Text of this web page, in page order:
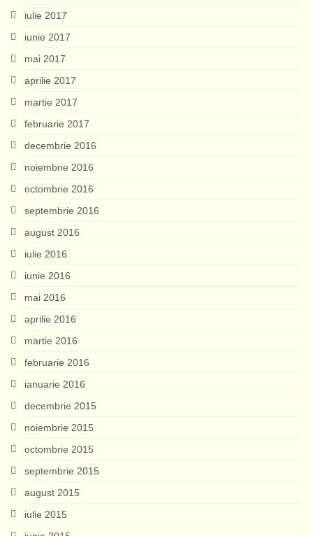
iulie 2017
iunie 2017
mai 2017
aprilie 2017
martie 2017
februarie 2017
decembrie 2016
noiembrie 2016
octombrie 2016
septembrie 2016
august 2016
iulie 2016
iunie 2016
mai 2016
aprilie 2016
martie 2016
februarie 2016
ianuarie 2016
decembrie 2015
noiembrie 2015
octombrie 2015
septembrie 2015
august 2015
iulie 2015